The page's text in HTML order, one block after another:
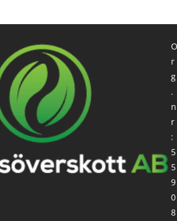
O
r
g
.
n
r
:
5
5
9
0
8